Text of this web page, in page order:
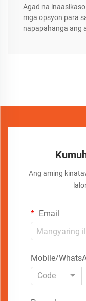
Agad na
mga opsyon para
napapahanga ang
Ang aming
Email
Mobile/
Code